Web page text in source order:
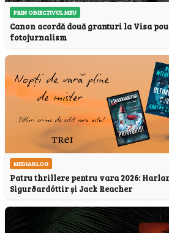
PRIN OBIECTIVUL MEU
Canon acordă două granturi la Visa
fotojurnalism
MEDIABLOG
Patru thrillere pentru vara 2026:
Sigurðardóttir și Jack Reacher